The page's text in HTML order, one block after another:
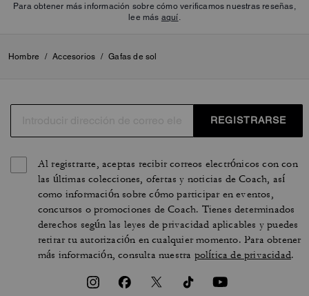
Para obtener más información sobre cómo verificamos nuestras reseñas,
lee más aquí
Hombre / Accesorios / Gafas de sol
REGISTRARSE
Al registrarte, aceptas recibir correos electrónicos con con
las últimas colecciones, ofertas y noticias de Coach, así
como información sobre cómo participar en eventos,
concursos o promociones de Coach. Tienes determinados
derechos según las leyes de privacidad aplicables y puedes
retirar tu autorización en cualquier momento. Para obtener
más información, consulta nuestra política de privacidad.